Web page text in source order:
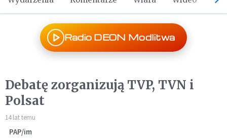
Radio DEON Modlitwa
Debatę zorganizują TVP, TVN i
Polsat
14 lat temu
PAP/im